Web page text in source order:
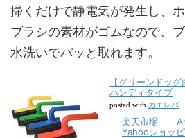
掃くだけで静電気が発生し、
ブラシの素材がゴムなので、
水洗いでパッと取れます。
【グリーンドッ
ハンディタイプ
posted with カエレバ
楽天市場
Yahooショッ